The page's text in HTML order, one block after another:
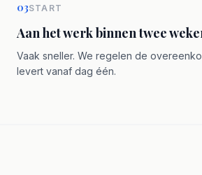
03START
Aan het werk binnen twee
Vaak sneller. We regelen de
levert vanaf dag één.